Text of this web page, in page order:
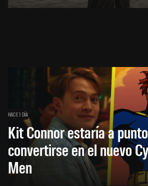
HACE 1 DÍA
Kit Connor estaría a
convertirse en el nuevo
Men